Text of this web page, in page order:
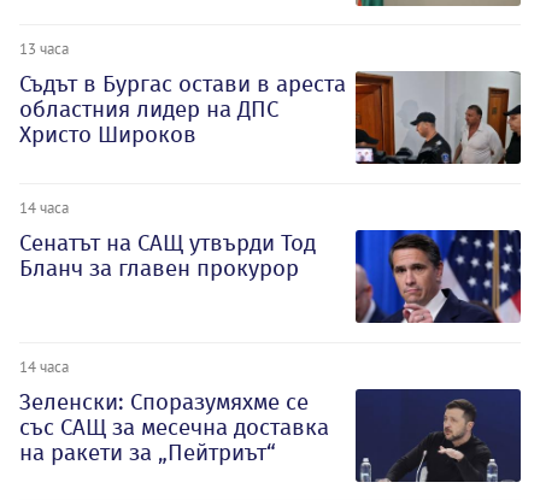
13 часа
Съдът в Бургас остави в ареста
областния лидер на ДПС
Христо Широков
14 часа
Сенатът на САЩ утвърди Тод
Бланч за главен прокурор
14 часа
Зеленски: Споразумяхме се
със САЩ за месечна доставка
на ракети за „Пейтриът“